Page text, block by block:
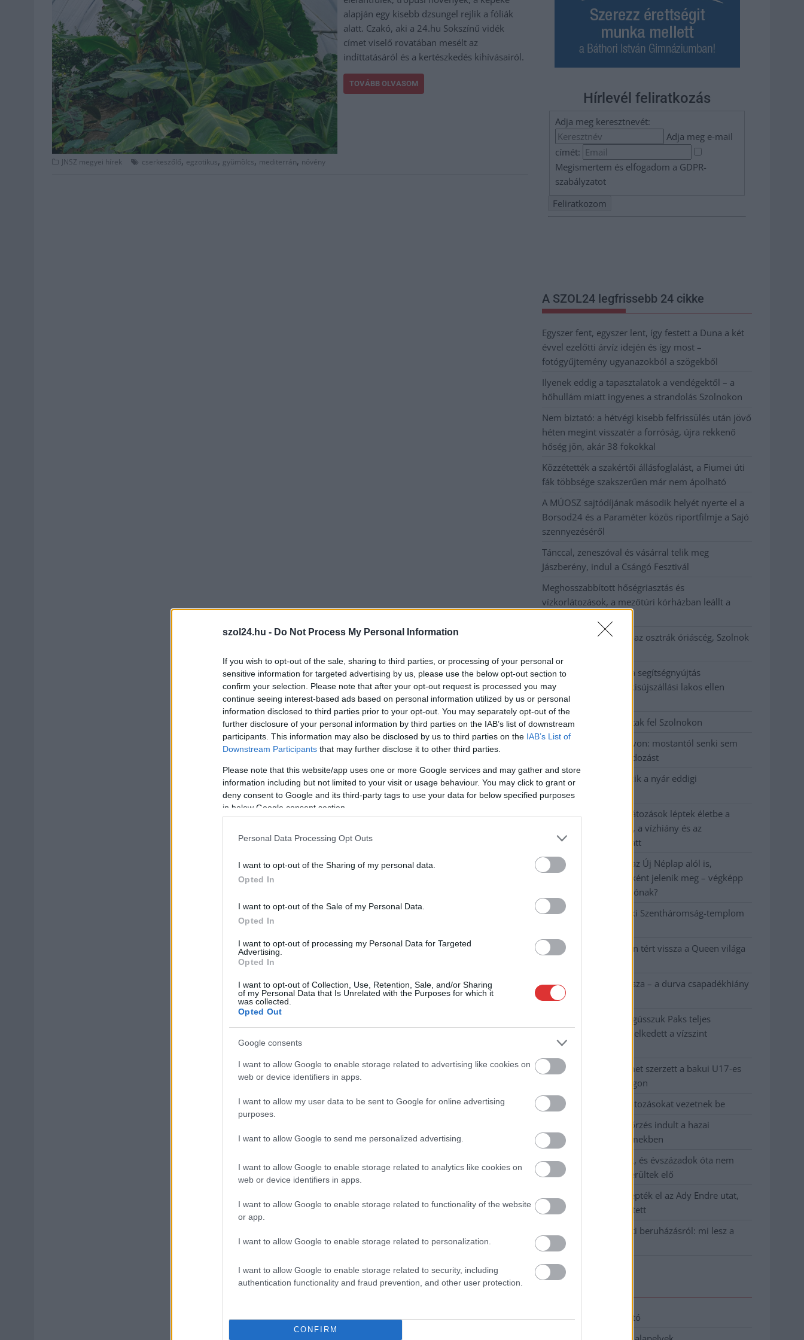
szol24.hu - Do Not Process My Personal Information
If you wish to opt-out of the sale, sharing to third parties, or processing of your personal or
sensitive information for targeted advertising by us, please use the below opt-out section to
confirm your selection. Please note that after your opt-out request is processed you may
continue seeing interest-based ads based on personal information utilized by us or personal
information disclosed to third parties prior to your opt-out. You may separately opt-out of the
further disclosure of your personal information by third parties on the IAB’s list of downstream
participants. This information may also be disclosed by us to third parties on the IAB’s List of
Downstream Participants that may further disclose it to other third parties.
Please note that this website/app uses one or more Google services and may gather and store
information including but not limited to your visit or usage behaviour. You may click to grant or
deny consent to Google and its third-party tags to use your data for below specified purposes
in below Google consent section.
Personal Data Processing Opt Outs
I want to opt-out of the Sharing of my personal data.
Opted In
I want to opt-out of the Sale of my Personal Data.
Opted In
I want to opt-out of processing my Personal Data for Targeted
Advertising.
Opted In
I want to opt-out of Collection, Use, Retention, Sale, and/or Sharing
of my Personal Data that Is Unrelated with the Purposes for which it
was collected.
Opted Out
Google consents
I want to allow Google to enable storage related to advertising like cookies on
web or device identifiers in apps.
I want to allow my user data to be sent to Google for online advertising
purposes.
I want to allow Google to send me personalized advertising.
I want to allow Google to enable storage related to analytics like cookies on
web or device identifiers in apps.
I want to allow Google to enable storage related to functionality of the website
or app.
I want to allow Google to enable storage related to personalization.
I want to allow Google to enable storage related to security, including
authentication functionality and fraud prevention, and other user protection.
CONFIRM
alapján egy kisebb dzsungel rejlik a fóliák
alatt. Czakó, aki a 24.hu Sokszínű vidék
címet viselő rovatában mesélt az
indíttatásáról és a kertészkedés kihívásairól.
TOVÁBB OLVASOM
JNSZ megyei hírek cserkeszőlő, egzotikus, gyümölcs, mediterrán, növény
Hírlevél feliratkozás
Adja meg keresztnevét:
Adja meg e-mail
címét:
Megismertem és elfogadom a GDPR-
szabályzatot
A SZOL24 legfrissebb 24 cikke
Egyszer fent, egyszer lent, így festett a Duna a két
évvel ezelőtti árvíz idején és így most –
fotógyűjtemény ugyanazokból a szögekből
Ilyenek eddig a tapasztalatok a vendégektől – a
hőhullám miatt ingyenes a strandolás Szolnokon
Nem biztató: a hétvégi kisebb felfrissülés után jövő
héten megint visszatér a forróság, újra rekkenő
hőség jön, akár 38 fokokkal
Közzétették a szakértői állásfoglalást, a Fiumei úti
fák többsége szakszerűen már nem ápolható
A MÚOSZ sajtódíjának második helyét nyerte el a
Borsod24 és a Paraméter közös riportfilmje a Sajó
szennyezéséről
Tánccal, zeneszóval és vásárral telik meg
Jászberény, indul a Csángó Fesztivál
Meghosszabbított hőségriasztás és
vízkorlátozások, a mezőtúri kórházban leállt a
Átszervezi működését az osztrák óriáscég, Szolnok
Tragédiába torkollott a segítségnyújtás
elmulasztása, három kisújszállási lakos ellen
emeltek vádat
Hatalmas lángok csaptak fel Szolnokon
Vízitraffipax a Tisza-tavon: mostantól senki sem
úszhatja meg a száguldozást
Szolnokra is megérkezik a nyár eddigi
legkeményebb napja
Már Szolnokon is korlátozások léptek életbe a
tartós hatalmas hőség, a vízhiány és az
áramtakarékosság miatt
A NER kihúzta a talajt az Új Néplap alól is,
immáron csak hetilapként jelenik meg – végképp
vége a nyomtatott sajtónak?
Befejeződött a szolnoki Szentháromság-templom
Szimfonikus köntösben tért vissza a Queen világa
Ilyen, amikor „fél” a Tisza – a durva csapadékhiány
nagyon meglátszik
Lehet, hogy mégis megússzuk Paks teljes
leállítását, némileg emelkedett a vízszint
(VIDEÓVAL)
Tugyi Zétény ezüstérmet szerzett a bakui U17-es
birkózó-világbajnokságon
Jászberényben is korlátozásokat vezetnek be
Átfogó országos ellenőrzés indult a hazai
akkumulátoripari üzemekben
A Tisza visszahúzódott, és évszázadok óta nem
látott maradványok kerültek elő
Mentők és rendőrök lepték el az Ady Endre utat,
egy kerékpáros is érintett
Parázs vita a Fiumei úti beruházásról: mi lesz a
fákkal?
Elérhetőség
Adatkezelési tájékoztató